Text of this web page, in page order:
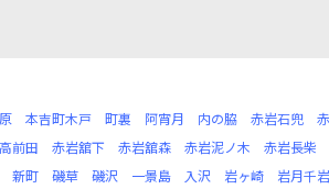
本吉町木戸 町裏 阿宵月 内の脇 赤岩石兜
前田 赤岩舘下 赤岩舘森 赤岩泥ノ木 赤岩長柴
新町 磯草 磯沢 一景島 入沢 岩ヶ崎 岩月千